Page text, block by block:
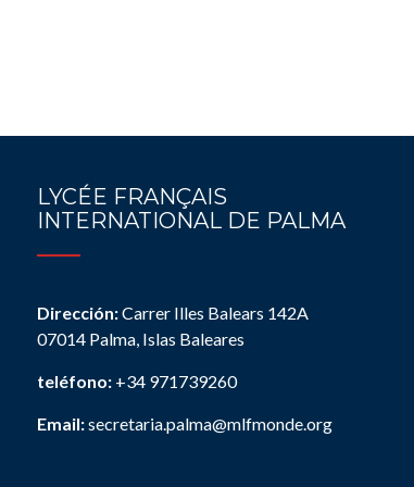
LYCÉE FRANÇAIS
INTERNATIONAL DE PALMA
Dirección:Carrer Illes Balears 142A
07014 Palma, Islas Baleares
teléfono: +34 971739260
Email:secretaria.palma@mlfmonde.org